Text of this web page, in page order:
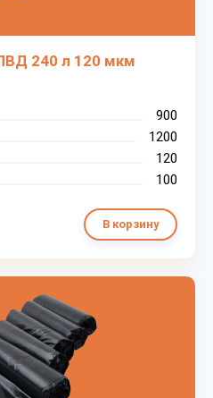
240 л 120 мкм
900
1200
120
100
В корзину